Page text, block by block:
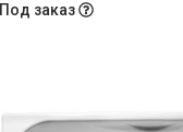
Под заказ